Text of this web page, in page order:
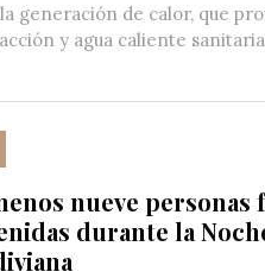
generación de calor, que
y agua caliente
nueve personas
durante la